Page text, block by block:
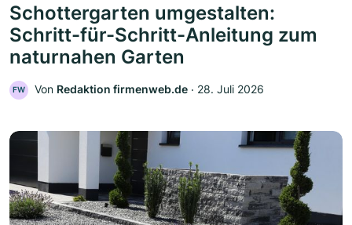
Schottergarten umgestalten:
Schritt-für-Schritt-Anleitung zum
naturnahen Garten
FW Von Redaktion firmenweb.de ‧ 28. Juli 2026